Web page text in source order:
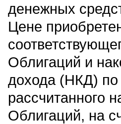
денежных
Цене
Облигаций и
дохода (НКД)
рассчитанного
Облигаций, на